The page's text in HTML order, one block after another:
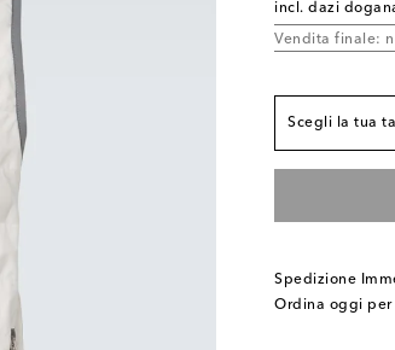
incl. dazi
Vendita finale:
Scegli la tua
M Aggiungi
L Aggiungi
XXL
Spedizione
Ordina oggi per